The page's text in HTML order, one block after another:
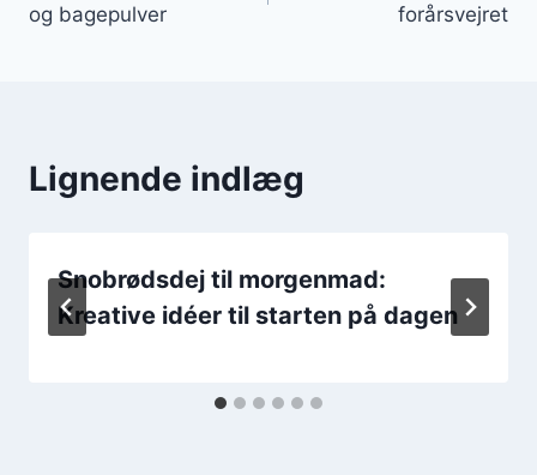
og bagepulver
forårsvejret
Lignende indlæg
Snobrødsdej til morgenmad:
Kreative idéer til starten på dagen